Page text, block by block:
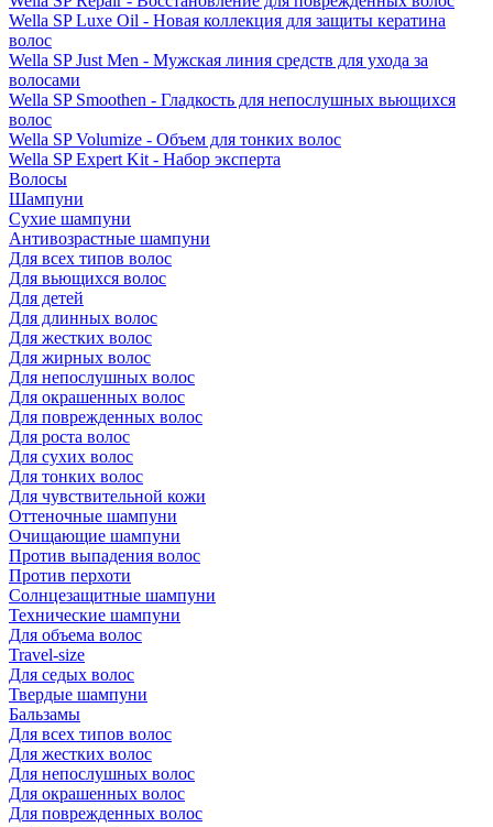
Wella SP Luxe Oil - Новая коллекция для защиты кератина
волос
Wella SP Just Men - Мужская линия средств для ухода за
волосами
Wella SP Smoothen - Гладкость для непослушных вьющихся
волос
Wella SP Volumize - Объем для тонких волос
Wella SP Expert Kit - Набор эксперта
Волосы
Шампуни
Сухие шампуни
Антивозрастные шампуни
Для всех типов волос
Для вьющихся волос
Для детей
Для длинных волос
Для жестких волос
Для жирных волос
Для непослушных волос
Для окрашенных волос
Для поврежденных волос
Для роста волос
Для сухих волос
Для тонких волос
Для чувствительной кожи
Оттеночные шампуни
Очищающие шампуни
Против выпадения волос
Против перхоти
Солнцезащитные шампуни
Технические шампуни
Для объема волос
Travel-size
Для седых волос
Твердые шампуни
Бальзамы
Для всех типов волос
Для жестких волос
Для непослушных волос
Для окрашенных волос
Для поврежденных волос